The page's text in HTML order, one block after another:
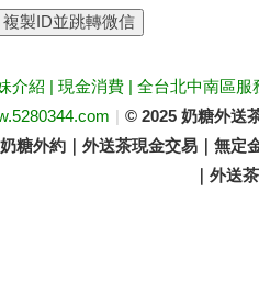
複製ID並跳轉微信
介紹 | 現金消費 | 全台北中南區
| © 2025 奶糖外送
糖外約｜外送茶現金交易｜無
｜外送